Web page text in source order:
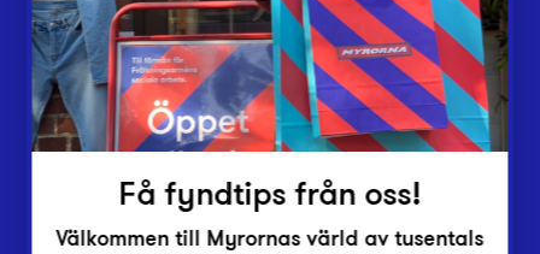
Inlämningsplatser
Om Myrorna
Lediga jobb
Pressrum
Få fyndtips från oss!
Välkommen till Myrornas värld av tusentals